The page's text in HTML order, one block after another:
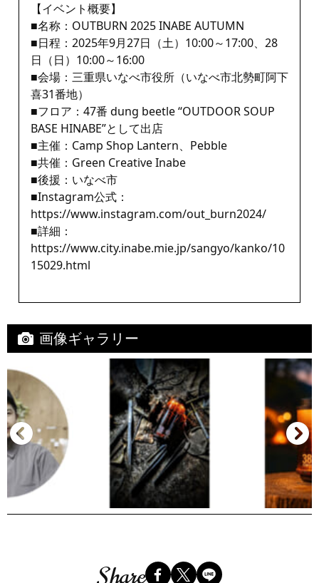
【イベント概要】
■名称：OUTBURN 2025 INABE AUTUMN
■日程：2025年9月27日（土）10:00～17:00、28
日（日）10:00～16:00
■会場：三重県いなべ市役所（いなべ市北勢町阿下
喜31番地）
■フロア：47番 dung beetle “OUTDOOR SOUP
BASE HINABE”として出店
■主催：Camp Shop Lantern、Pebble
■共催：Green Creative Inabe
■後援：いなべ市
■Instagram公式：
https://www.instagram.com/out_burn2024/
■詳細：
https://www.city.inabe.mie.jp/sangyo/kanko/10
15029.html
画像ギャラリー
Share